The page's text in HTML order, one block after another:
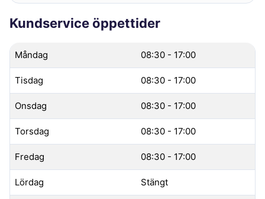
Kundservice öppettider
Måndag 08:30 - 17:00
Tisdag 08:30 - 17:00
Onsdag 08:30 - 17:00
Torsdag 08:30 - 17:00
Fredag 08:30 - 17:00
Lördag Stängt